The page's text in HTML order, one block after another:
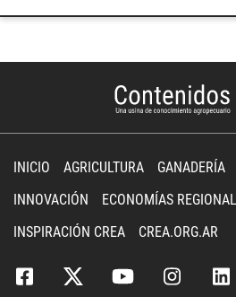
INICIO AGRICULTURA GANADERÍA
INNOVACIÓN
ECONOMÍAS
INSPIRACIÓN CREA
CREA.ORG.AR